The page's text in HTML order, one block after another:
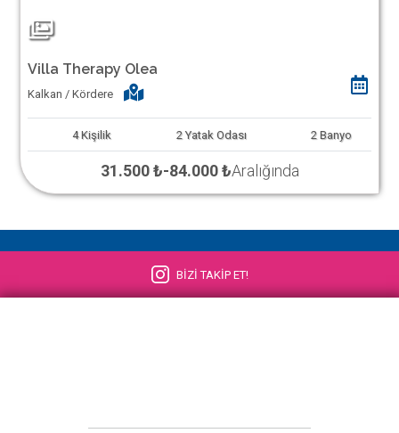
Villa Therapy Olea
Kalkan / Kördere
4 Kişilik 2 Yatak Odası 2 Banyo
31.500 ₺-84.000 ₺Aralığında
BİZİ TAKİP ET!